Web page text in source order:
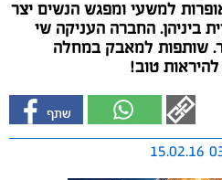
למשעי ומפגש הנשים יצר
ביניהן. החברה העניקה שי
שותפות למאבק במחלה
טוב!